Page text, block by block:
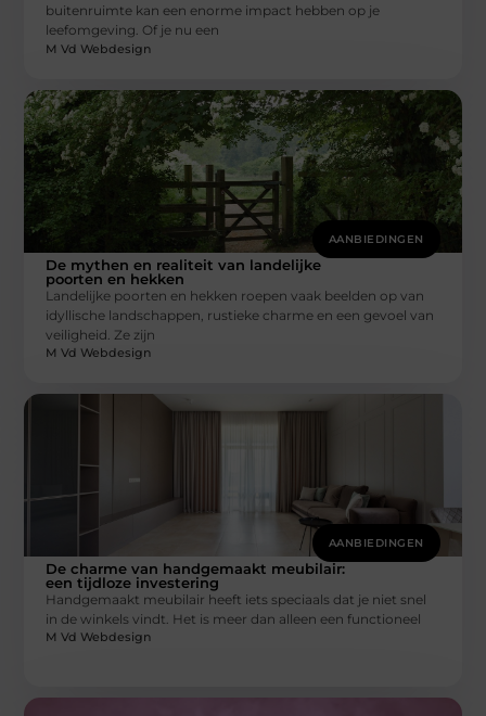
buitenruimte kan een enorme impact hebben op je
leefomgeving. Of je nu een
M Vd Webdesign
AANBIEDINGEN
De mythen en realiteit van landelijke
poorten en hekken
Landelijke poorten en hekken roepen vaak beelden op van
idyllische landschappen, rustieke charme en een gevoel van
veiligheid. Ze zijn
M Vd Webdesign
AANBIEDINGEN
De charme van handgemaakt meubilair:
een tijdloze investering
Handgemaakt meubilair heeft iets speciaals dat je niet snel
in de winkels vindt. Het is meer dan alleen een functioneel
M Vd Webdesign